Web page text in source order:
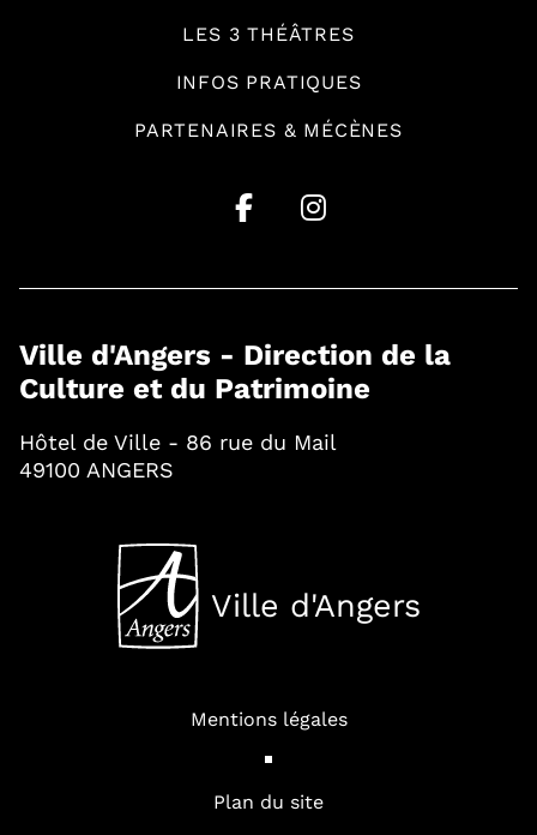
LES 3 THÉÂTRES
INFOS PRATIQUES
PARTENAIRES & MÉCÈNES
Ville d'Angers - Direction de la
Culture et du Patrimoine
Hôtel de Ville - 86 rue du Mail
49100 ANGERS
Ville d'Angers
, Ouvre une nouvelle
Mentions légales
Plan du site